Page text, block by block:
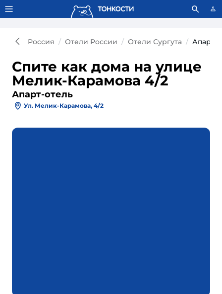
Тонкости используют сookie-файлы. Что это значит?
Россия Отели России Отели Сургута Апарт-
Спите как дома на улице
Мелик-Карамова 4/2
Апарт-отель
Ул. Мелик-Карамова, 4/2